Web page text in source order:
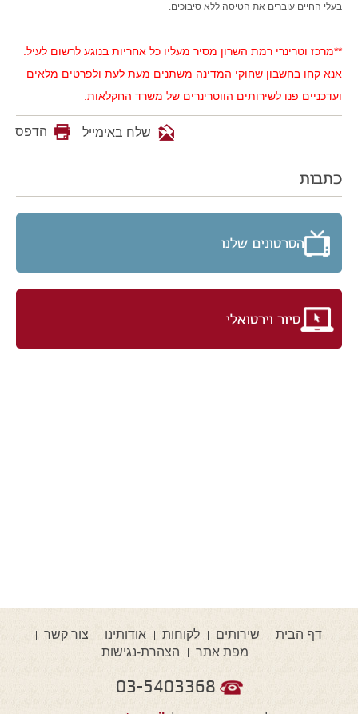
כתבות
הסרטונים שלנו
סיור וירטואלי
בעלי החיים עוברים את הטיסה ללא סיבוכים.
**מרכז וטרינרי רמת השרון מסיר מעליו כל אחריות בנוגע לרשום לעיל.
אנא קחו בחשבון שחוקי המדינה משתנים מעת לעת ולפרטים מלאים
ועדכניים פנו לשירותים הווטרינרים של משרד החקלאות.
שלח באימייל הדפס
דף הבית שירותים לקוחות אודותינו
צור קשר
מפת אתר
הצהרת-נגישות
03-5403368